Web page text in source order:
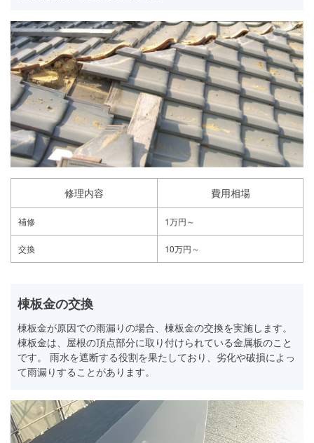
修理内容 費用相場
補修 1万円～
交換 10万円～
棟板金の交換
棟板金が原因での雨漏りの場合、棟板金の交換を実施します。
棟板金は、屋根の頂点部分に取り付けられている金属板のこと
です。 雨水を遮断する役割を果たしており、劣化や破損によっ
て雨漏りすることがあります。